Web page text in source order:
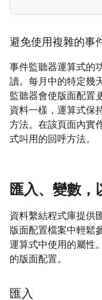
避免使用複雜的事
事件監聽器運算式的
讀。每月中的特定幾
監聽器會使版面配置
資料一樣，運算式保
方法。在該頁面內實
式叫用的回呼方法。
匯入、變數，
資料繫結程式庫提供
版面配置檔案中輕鬆
運算式中使用的屬性
的版面配置。
匯入